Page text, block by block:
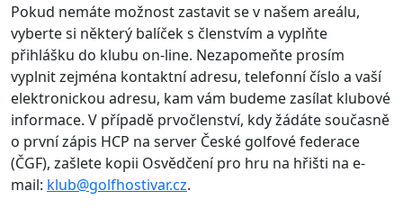
Pokud nemáte možnost zastavit se v našem areálu,
vyberte si některý balíček s členstvím a vyplňte
přihlášku do klubu on-line. Nezapomeňte prosím
vyplnit zejména kontaktní adresu, telefonní číslo a vaší
elektronickou adresu, kam vám budeme zasílat klubové
informace. V případě prvočlenství, kdy žádáte současně
o první zápis HCP na server České golfové federace
(ČGF), zašlete kopii Osvědčení pro hru na hřišti na e-
mail: klub@golfhostivar.cz.